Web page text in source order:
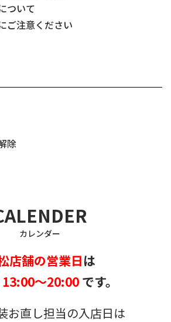
ついて
ご注意ください
除
カレンダー
店舗の営業日は
13:00～20:00です。
お直し担当の入店日は